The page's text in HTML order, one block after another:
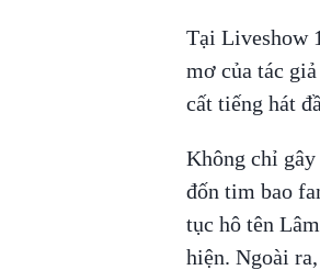
Tại Liveshow
mơ của tác
cất tiếng hát
Không chỉ
đốn tim bao
tục hô tên
hiện. Ngoài